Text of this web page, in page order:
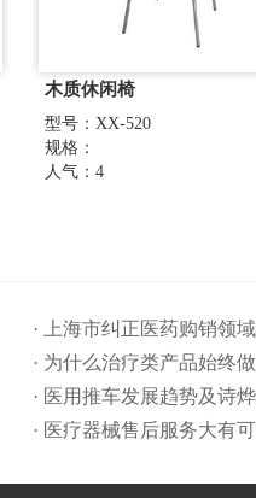
木质休闲椅
型号：XX-520
规格：
人气：4
· 上海市纠正医药购销领
· 为什么治疗类产品始终
· 医用推车发展趋势及诗
· 医疗器械售后服务大有